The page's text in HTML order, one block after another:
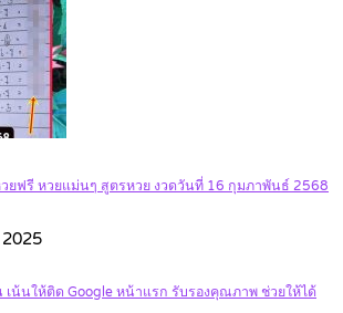
วยฟรี หวยแม่นๆ สูตรหวย งวดวันที่ 16 กุมภาพันธ์ 2568
น้นให้ติด Google หน้าแรก รับรองคุณภาพ ช่วยให้ได้